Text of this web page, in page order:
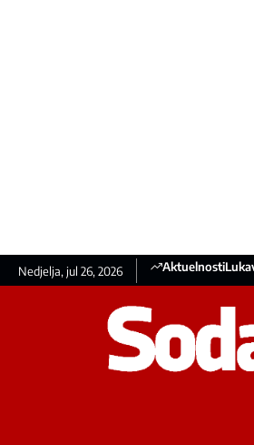
Nedjelja, jul 26, 2026 Aktuelnosti